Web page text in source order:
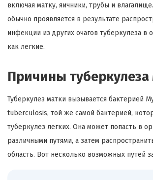
включая матку, яичники, трубы и
обычно проявляется в результате
инфекции из других очагов туберкулеза в
как легкие.
Причины туберкулеза
Туберкулез матки вызывается бактерией
tuberculosis, той же самой бактерией,
туберкулез легких. Она может попасть в
различными путями, а затем
область. Вот несколько возможных путей